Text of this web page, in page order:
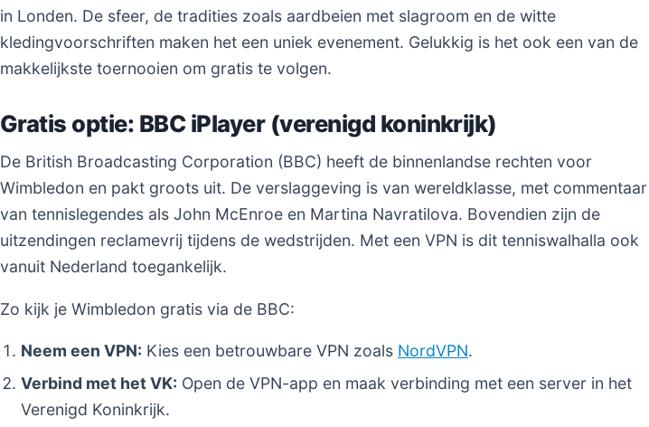
in Londen. De sfeer, de tradities zoals aardbeien met slagroom en de witte
kledingvoorschriften maken het een uniek evenement. Gelukkig is het ook een van de
makkelijkste toernooien om gratis te volgen.
Gratis optie: BBC iPlayer (verenigd koninkrijk)
De British Broadcasting Corporation (BBC) heeft de binnenlandse rechten voor
Wimbledon en pakt groots uit. De verslaggeving is van wereldklasse, met commentaar
van tennislegendes als John McEnroe en Martina Navratilova. Bovendien zijn de
uitzendingen reclamevrij tijdens de wedstrijden. Met een VPN is dit tenniswalhalla ook
vanuit Nederland toegankelijk.
Zo kijk je Wimbledon gratis via de BBC:
Neem een VPN: Kies een betrouwbare VPN zoals NordVPN.
Verbind met het VK: Open de VPN-app en maak verbinding met een server in het
Verenigd Koninkrijk.